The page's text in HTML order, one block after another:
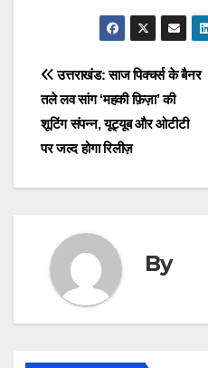
Post
navigation
उत्तराखंड: साज पिक्चर्स के बैनर
तले लव सांग ‘महकी फ़िज़ा’ की
शूटिंग संपन्न, यूट्यूब और ओटीटी
पर जल्द होगा रिलीज़
By